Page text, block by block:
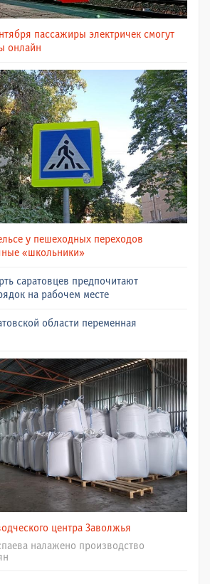
пассажиры электричек смогут
онлайн
у пешеходных переходов
«школьники»
саратовцев предпочитают
на рабочем месте
области переменная
центра Заволжья
налажено производство